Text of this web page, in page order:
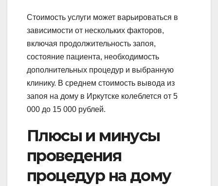
Стоимость услуги может варьироваться в
зависимости от нескольких факторов,
включая продолжительность запоя,
состояние пациента, необходимость
дополнительных процедур и выбранную
клинику. В среднем стоимость вывода из
запоя на дому в Иркутске колеблется от 5
000 до 15 000 рублей.
Плюсы и минусы
проведения
процедур на дому